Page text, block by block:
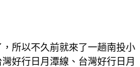
所以不久前就來了一趟南投小
好行日月潭線、台灣好行日月